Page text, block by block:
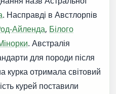
. Насправді в Австлорпів
Айленда, Білого
. Австралія
для породи після
курка отримала світовий
курей поставили